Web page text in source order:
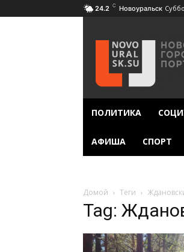
24.2 C Новоуральск
ПОЛИТИКА
АФИША СПОРТ
Домой Теги
Tag: